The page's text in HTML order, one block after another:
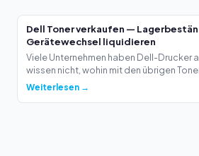
Dell Toner verkaufen —
Gerätewechsel liquidieren
Viele Unternehmen haben Dell-Drucker
wissen nicht, wohin mit den übrigen
Weiterlesen →